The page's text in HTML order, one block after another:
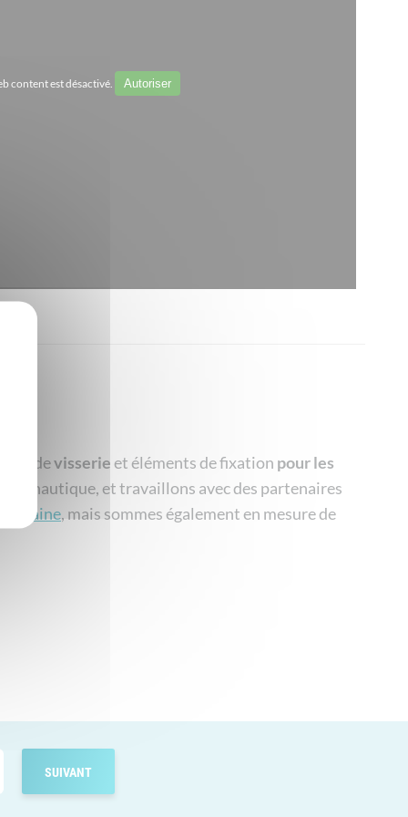
content est désactivé. Autoriser
devisserie et éléments de fixation pour les
et travaillons avec des partenaires
, mais sommes également en mesure de